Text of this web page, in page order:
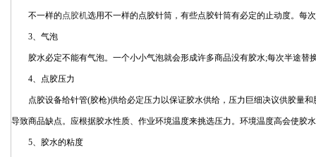
不一样的 点胶机选用不一样的点胶针筒，有些点胶针筒有必定的止动度。每
3、气泡
胶水必定不能有气泡。一个小小气泡就会形成许多商品没有胶水;每次半途替
4、点胶压力
点胶设备给针管(胶枪)供给必定压力以保证胶水供给，压力巨细决议供胶量和
导致商品缺点。应根据胶水性质、作业环境温度来挑选压力。环境温度高会使胶
5、胶水的粘度